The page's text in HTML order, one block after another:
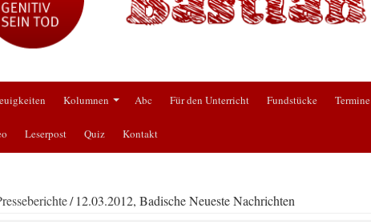
Kolumnen Abc Für den Unterricht Fundstücke Termine
Leserpost Quiz Kontakt
/ 12.03.2012, Badische Neueste Nachrichten